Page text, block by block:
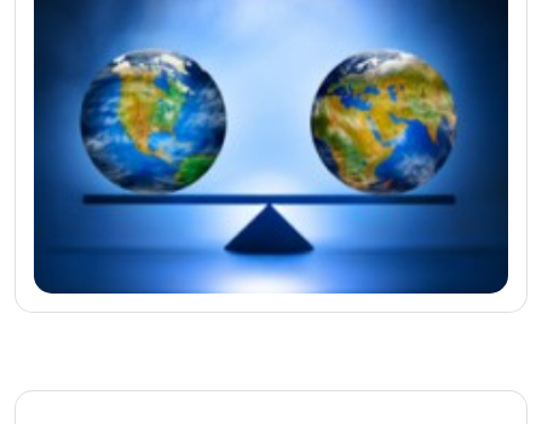
dei due sessi nei vari ambiti della vita moderna.